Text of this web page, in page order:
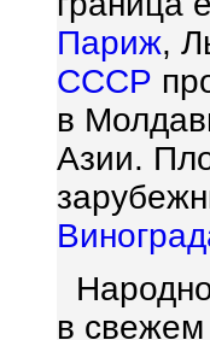
Париж,
СССР
в
Азии.
в